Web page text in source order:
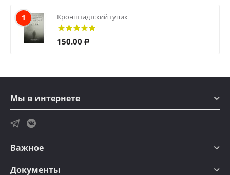
1 Кронштадтский тупик
150.00 Р
Мы в интернете
Важное
Документы